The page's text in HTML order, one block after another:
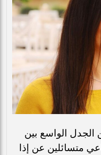
الجدل الواسع بين
متسائلين عن إذا